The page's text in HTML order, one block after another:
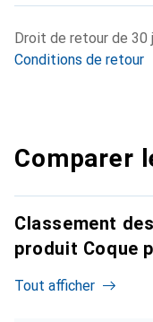
Droit de retour de 30
Conditions de retour
Comparer
Classement
produit Coque
Tout afficher